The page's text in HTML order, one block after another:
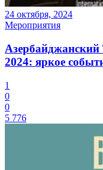
24 октября, 2024
Мероприятия
2024: яркое
1
0
0
5 776